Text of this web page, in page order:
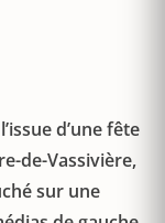
d’une fête
de-Vassivière,
sur une